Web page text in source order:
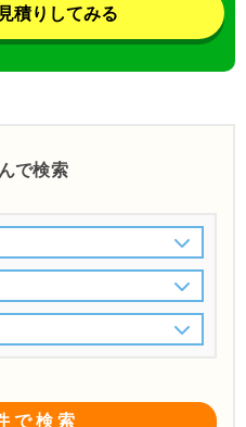
積りしてみる
で検索
で検索